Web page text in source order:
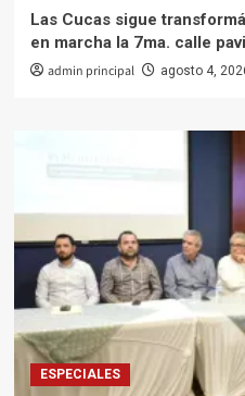
Las Cucas sigue
en marcha la 7ma. calle
admin principal agosto 4,
ESPECIALES